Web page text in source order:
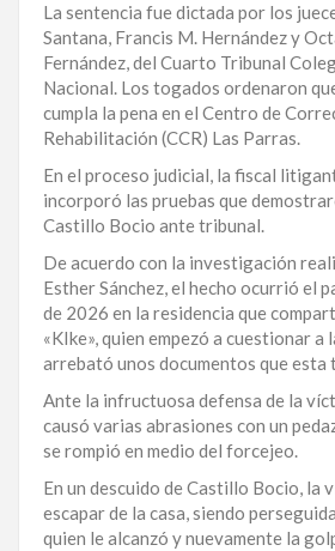
LA
ALTAGRACIA
PUERTO
PLATA
CONTÁCTENOS
La sentencia fue dictada por los
Santana, Francis M. Hernández y
Fernández, del Cuarto Tribunal
Nacional. Los togados ordenaron
cumpla la pena en el Centro de
Rehabilitación (CCR) Las Parras.
En el proceso judicial, la fiscal
incorporó las pruebas que
Castillo Bocio ante tribunal.
De acuerdo con la investigación
Esther Sánchez, el hecho ocurrió el
de 2026 en la residencia que
«KIke», quien empezó a cuestionar a
arrebató unos documentos que esta
Ante la infructuosa defensa de la
causó varias abrasiones con un
se rompió en medio del forcejeo.
En un descuido de Castillo Bocio, la
escapar de la casa, siendo
quien le alcanzó y nuevamente la